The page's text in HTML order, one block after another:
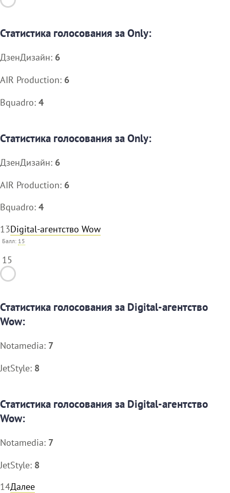
Статистика голосования за Only:
ДзенДизайн: 6
AIR Production: 6
Bquadro: 4
Статистика голосования за Only:
ДзенДизайн: 6
AIR Production: 6
Bquadro: 4
13Digital-агентство Wow
Балл: 15
15
Статистика голосования за Digital-агентство
Wow:
Notamedia: 7
JetStyle: 8
Статистика голосования за Digital-агентство
Wow:
Notamedia: 7
JetStyle: 8
14Далее